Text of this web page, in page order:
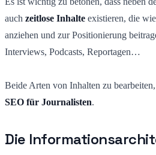
auch zeitlose Inhalte existieren, die
anziehen und zur Positionierung
Interviews, Podcasts, Reportagen…
Beide Arten von Inhalten zu
SEO für Journalisten.
Die